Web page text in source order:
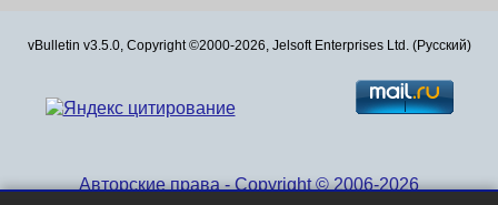
vBulletin v3.5.0, Copyright ©2000-2026, Jelsoft Enterprises Ltd. (Русский)
Авторские права - Copyright © 2006-2026